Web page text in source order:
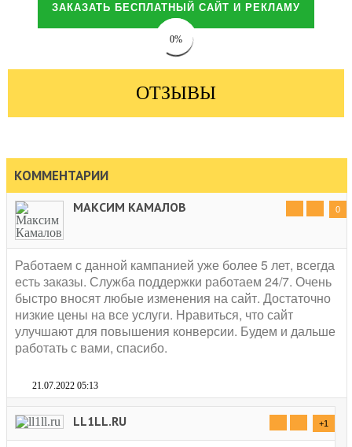
0%
0%
ЗАКАЗАТЬ БЕСПЛАТНЫЙ САЙТ И РЕКЛАМУ
ОТЗЫВЫ
КОММЕНТАРИИ
0
МАКСИМ КАМАЛОВ
Работаем с данной кампанией уже более 5 лет, всегда
есть заказы. Служба поддержки работаем 24/7. Очень
быстро вносят любые изменения на сайт. Достаточно
низкие цены на все услуги. Нравиться, что сайт
улучшают для повышения конверсии. Будем и дальше
работать с вами, спасибо.
21.07.2022 05:13
+1
LL1LL.RU